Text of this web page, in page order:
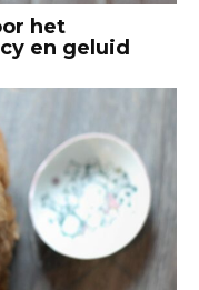
het
en geluid